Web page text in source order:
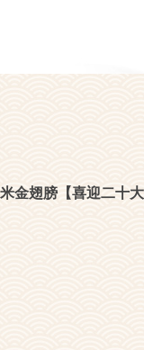
金翅膀【喜迎二十大